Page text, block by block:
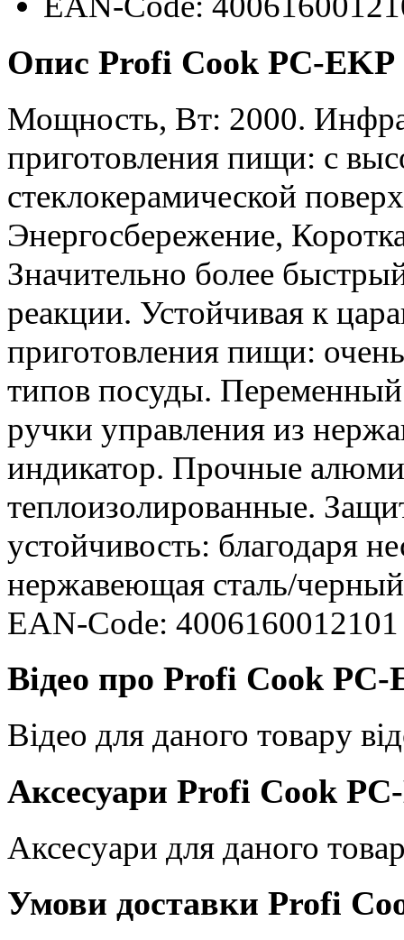
Опис Profi Cook PC-EKP
Мощность, Вт: 2000.
приготовления пищи: с
стеклокерамической
Энергосбережение,
Значительно более
реакции. Устойчивая к
приготовления пищи:
типов посуды.
ручки управления из
индикатор. Прочные
теплоизолированные.
устойчивость: благодаря
нержавеющая сталь/
EAN-Code: 4006160012101
Відео про Profi Cook PC-
Відео для даного товару
Аксесуари Profi Cook
Аксесуари для даного
Умови доставки Profi